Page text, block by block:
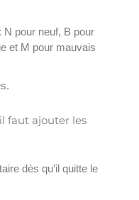
N pour neuf, B pour
et M pour mauvais
faut ajouter les
dès qu’il quitte le